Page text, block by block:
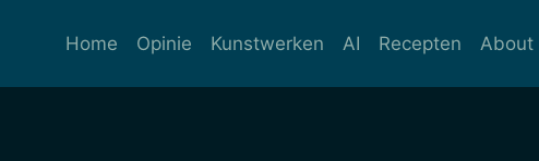
Home Opinie Kunstwerken AI Recepten About